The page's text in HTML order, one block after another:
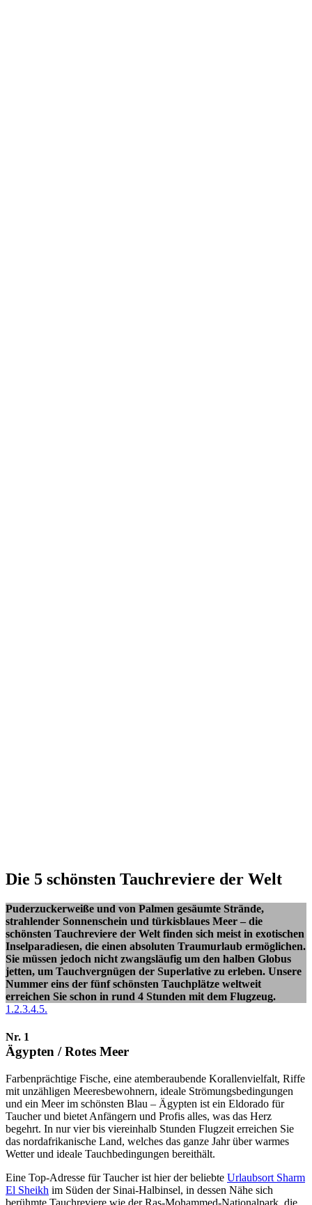
Die 5 schönsten Tauchreviere der Welt
Puderzuckerweiße und von Palmen gesäumte Strände,
strahlender Sonnenschein und türkisblaues Meer – die
schönsten Tauchreviere der Welt finden sich meist in exotischen
Inselparadiesen, die einen absoluten Traumurlaub ermöglichen.
Sie müssen jedoch nicht zwangsläufig um den halben Globus
jetten, um Tauchvergnügen der Superlative zu erleben. Unsere
Nummer eins der fünf schönsten Tauchplätze weltweit
erreichen Sie schon in rund 4 Stunden mit dem Flugzeug.
1.2.3.4.5.
Nr. 1
Ägypten / Rotes Meer
Farbenprächtige Fische, eine atemberaubende Korallenvielfalt, Riffe
mit unzähligen Meeresbewohnern, ideale Strömungsbedingungen
und ein Meer im schönsten Blau – Ägypten ist ein Eldorado für
Taucher und bietet Anfängern und Profis alles, was das Herz
begehrt. In nur vier bis viereinhalb Stunden Flugzeit erreichen Sie
das nordafrikanische Land, welches das ganze Jahr über warmes
Wetter und ideale Tauchbedingungen bereithält.
Eine Top-Adresse für Taucher ist hier der beliebte Urlaubsort Sharm
El Sheikh im Süden der Sinai-Halbinsel, in dessen Nähe sich
berühmte Tauchreviere wie der Ras-Mohammed-Nationalpark, die